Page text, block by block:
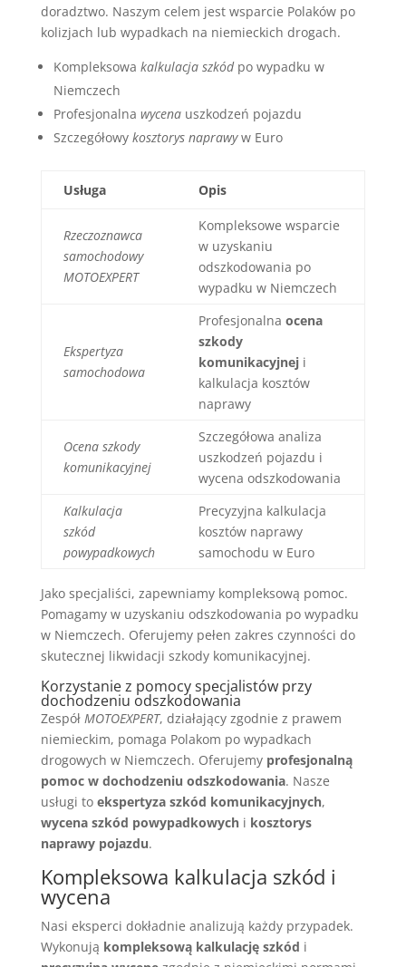
doradztwo. Naszym celem jest wsparcie Polaków po
kolizjach lub wypadkach na niemieckich drogach.
Kompleksowa kalkulacja szkódpo wypadku w
Niemczech
Profesjonalna wycenauszkodzeń pojazdu
Szczegółowy kosztorys naprawyw Euro
Usługa Opis
Rzeczoznawca
samochodowy
MOTOEXPERT
Kompleksowe wsparcie
w uzyskaniu
odszkodowania po
wypadku w Niemczech
Ekspertyza
samochodowa
Profesjonalna ocena
szkody
komunikacyjneji
kalkulacja kosztów
naprawy
Ocena szkody
komunikacyjnej
Szczegółowa analiza
uszkodzeń pojazdu i
wycena odszkodowania
Kalkulacja
szkód
powypadkowych
Precyzyjna kalkulacja
kosztów naprawy
samochodu w Euro
Jako specjaliści, zapewniamy kompleksową pomoc.
Pomagamy w uzyskaniu odszkodowania po wypadku
w Niemczech. Oferujemy pełen zakres czynności do
skutecznej likwidacji szkody komunikacyjnej.
Korzystanie z pomocy specjalistów przy
dochodzeniu odszkodowania
Zespół MOTOEXPERT, działający zgodnie z prawem
niemieckim, pomaga Polakom po wypadkach
drogowych w Niemczech. Oferujemy profesjonalną
pomoc w dochodzeniu odszkodowania. Nasze
usługi to ekspertyza szkód komunikacyjnych,
wycena szkód powypadkowychi kosztorys
naprawy pojazdu.
Kompleksowa kalkulacja szkód i
wycena
Nasi eksperci dokładnie analizują każdy przypadek.
Wykonują kompleksową kalkulację szkód i